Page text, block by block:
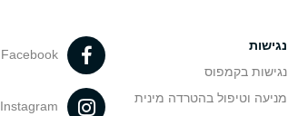
נגישות
נגישות בקמפוס
מניעה וטיפול בהטרדה מינית
Facebook
Instagram